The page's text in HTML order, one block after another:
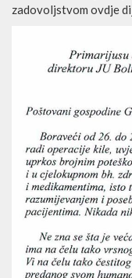
zadovoljstvom ovdje